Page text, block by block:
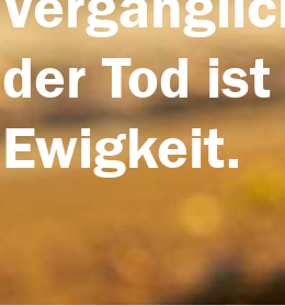
der Tod
Ewigkeit.